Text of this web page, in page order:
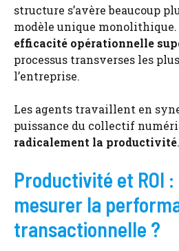
structure s’avère beaucoup
modèle unique
efficacité opérationnelle
processus transverses les
l’entreprise.
Les agents travaillent en
puissance du collectif
radicalement la productivité.
Productivité et ROI
mesurer la
transactionnelle ?